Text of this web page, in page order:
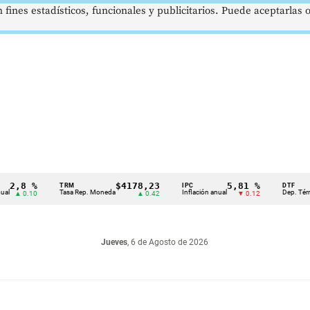
TRM
Tasa Rep. Moneda
$4178,23
▲ 0.42
IPC
Inflación anual
5,81 %
▼ 0.12
DTF
Dep. Término Fijo
Jueves, 6 de Agosto de 2026
estadísticos, funcionales y publicitarios. Puede aceptarlas